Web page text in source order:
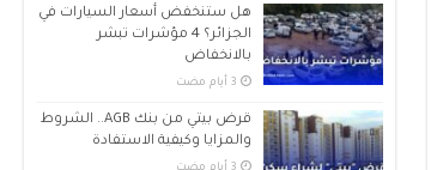
هل ستنخفض أسعار السيارات في
الجزائر؟ 4 مؤشرات تبشر
بالانخفاض
قرض بيتي من بنك AGB.. الشروط
والمزايا وكيفية الاستفادة